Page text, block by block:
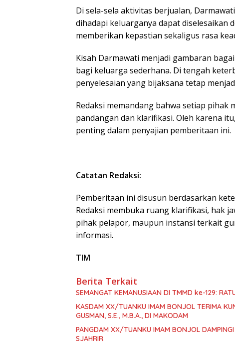
Di sela-sela aktivitas berjualan,
dihadapi keluarganya dapat diselesaikan
memberikan kepastian sekaligus rasa
Kisah Darmawati menjadi gambaran
bagi keluarga sederhana. Di tengah
penyelesaian yang bijaksana tetap
Redaksi memandang bahwa setiap
pandangan dan klarifikasi. Oleh karena
penting dalam penyajian pemberitaan ini.
Catatan Redaksi:
Pemberitaan ini disusun berdasarkan
Redaksi membuka ruang klarifikasi, hak
pihak pelapor, maupun instansi terkait
informasi.
TIM
Berita Terkait
KASDAM XX/TUANKU IMAM BONJOL TERIMA
GUSMAN, S.E., M.B.A., DI MAKODAM
PANGDAM XX/TUANKU IMAM BONJOL
SJAHRIR